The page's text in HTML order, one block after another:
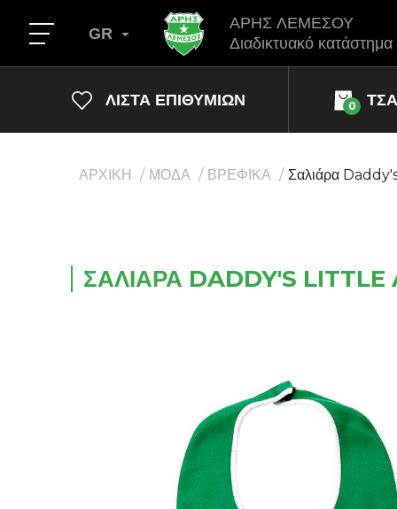
ΑΡΗΣ ΛΕΜΕΣΟΥ
Διαδικτυακό κατάστημα
GR
ΛΊΣΤΑ ΕΠΙΘΥΜΙΏΝ 0
ΑΡΧΙΚΗ ΜΟΔΑ ΒΡΕΦΙΚΑ Σαλιάρα
ΣΑΛΙΆΡΑ DADDY'S LITTLE